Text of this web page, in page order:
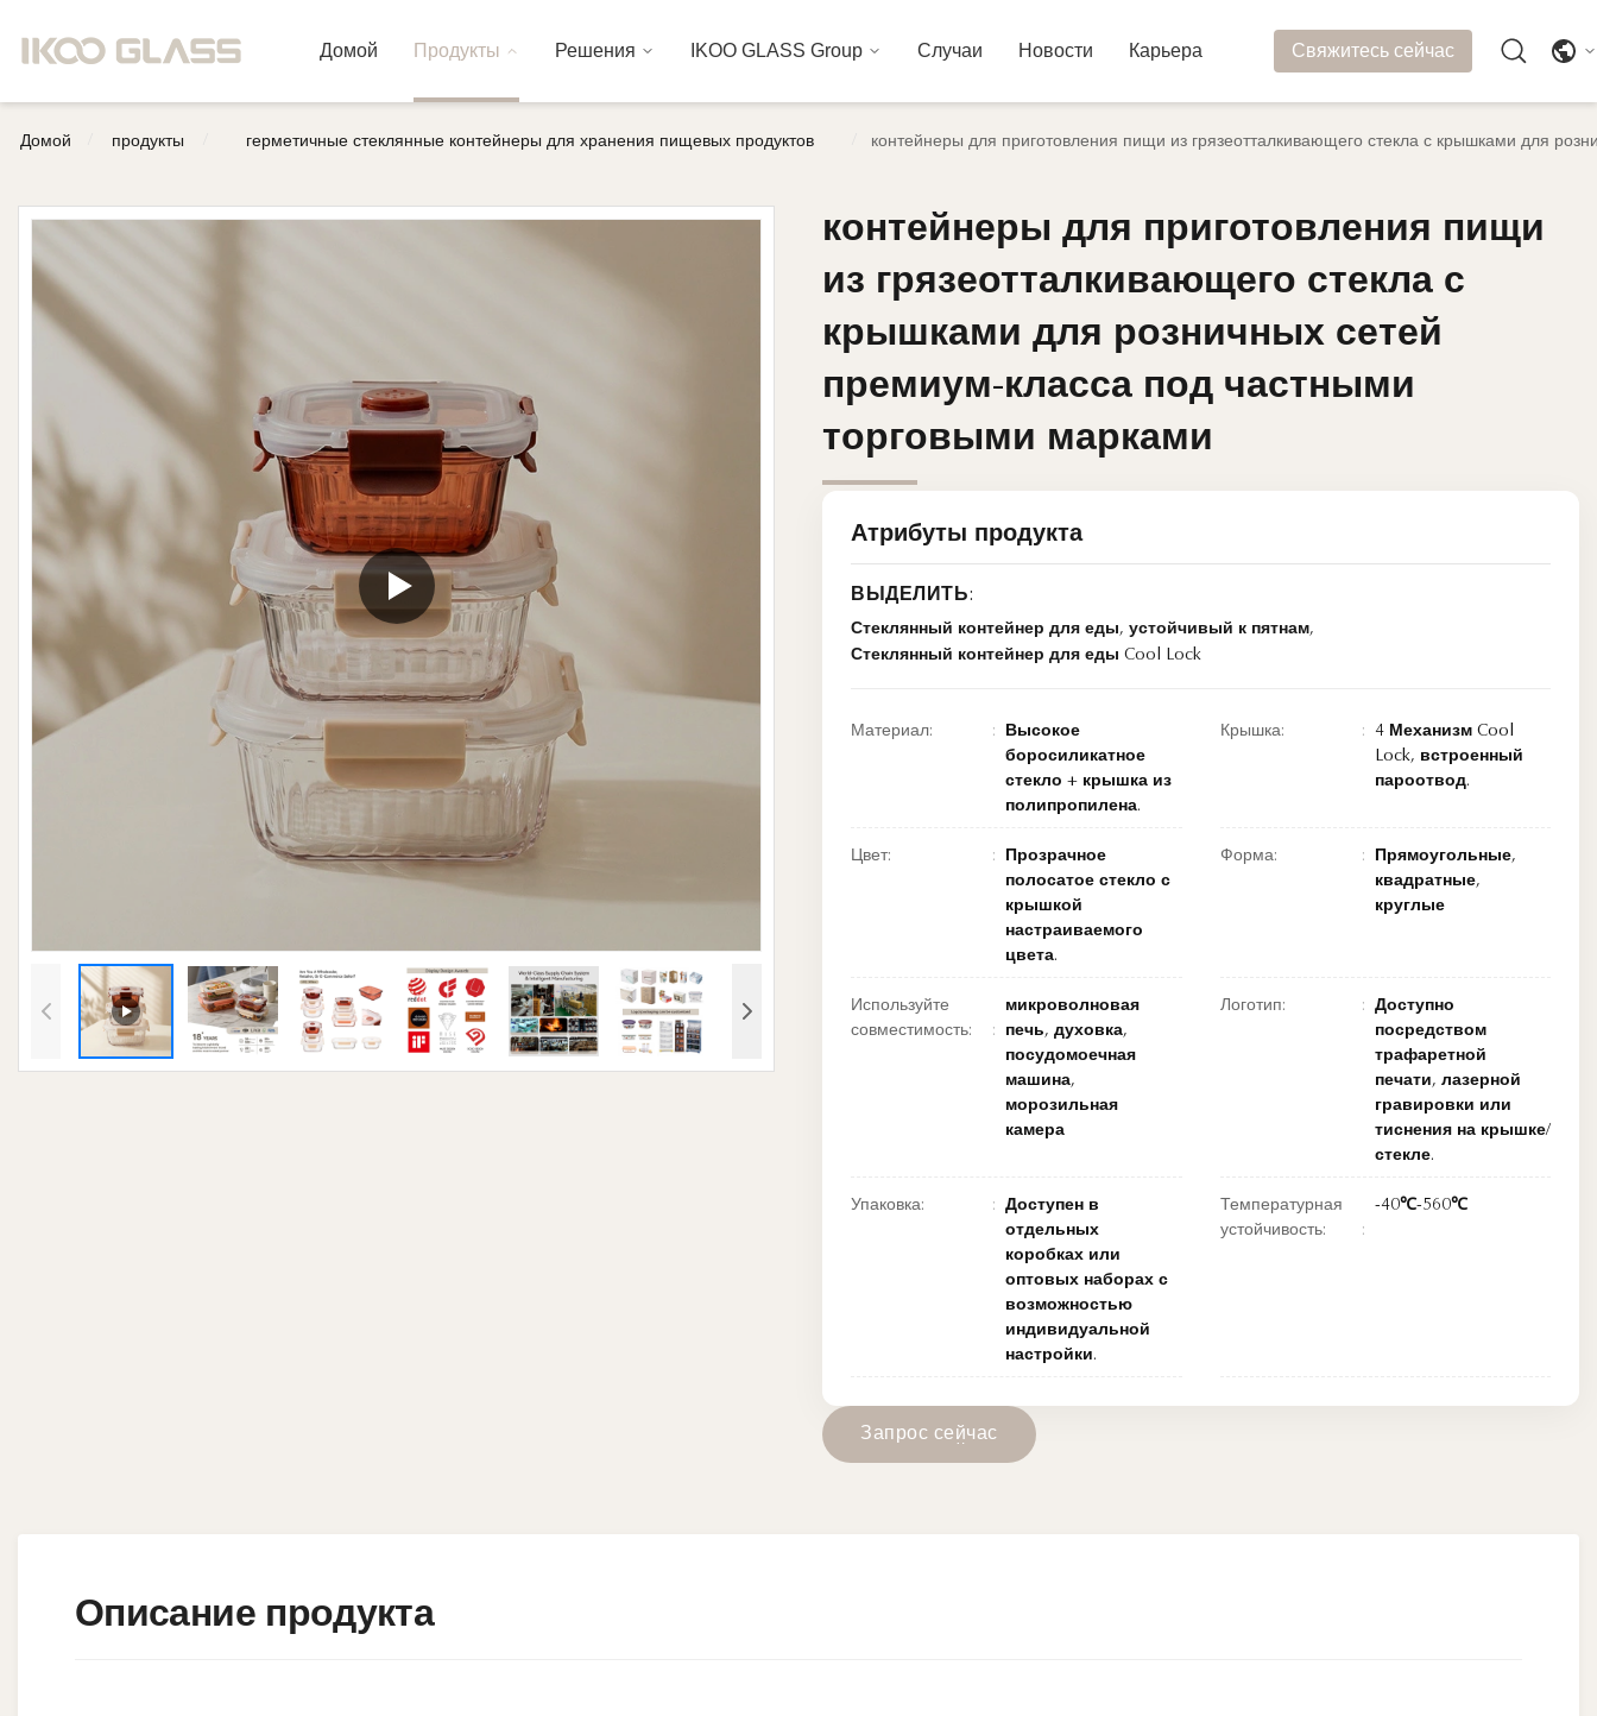
Домой Продукты Решения IKOO GLASS Group Случаи Новости Карьера Свяжитесь сейчас
Домой продукты герметичные стеклянные контейнеры для хранения пищевых продуктов контейнеры для приготовления пищи из грязеотталкивающего стекла с крышками для
контейнеры для приготовления пищи
из грязеотталкивающего стекла с
крышками для розничных сетей
премиум-класса под частными
торговыми марками
контейнеры для приготовления пищи
из грязеотталкивающего стекла с
крышками для розничных сетей
премиум-класса под частными
торговыми марками
Атрибуты продукта
ВЫДЕЛИТЬ:
Стеклянный контейнер для еды, устойчивый к пятнам,
Стеклянный контейнер для еды Cool Lock
Материал:
Высокое
боросиликатное
стекло + крышка из
полипропилена.
Крышка:
4 Механизм Cool
Lock, встроенный
пароотвод.
Цвет:
Прозрачное
полосатое стекло с
крышкой
настраиваемого
цвета.
Форма:
Прямоугольные,
квадратные,
круглые
Используйте
совместимость:
микроволновая
печь, духовка,
посудомоечная
машина,
морозильная
камера
Логотип:
Доступно
посредством
трафаретной
печати, лазерной
гравировки или
тиснения на крышке/
стекле.
Упаковка:
Доступен в
отдельных
коробках или
оптовых наборах с
возможностью
индивидуальной
настройки.
Температурная
устойчивость:
-40℃-560℃
Запрос сейчас
Описание продукта